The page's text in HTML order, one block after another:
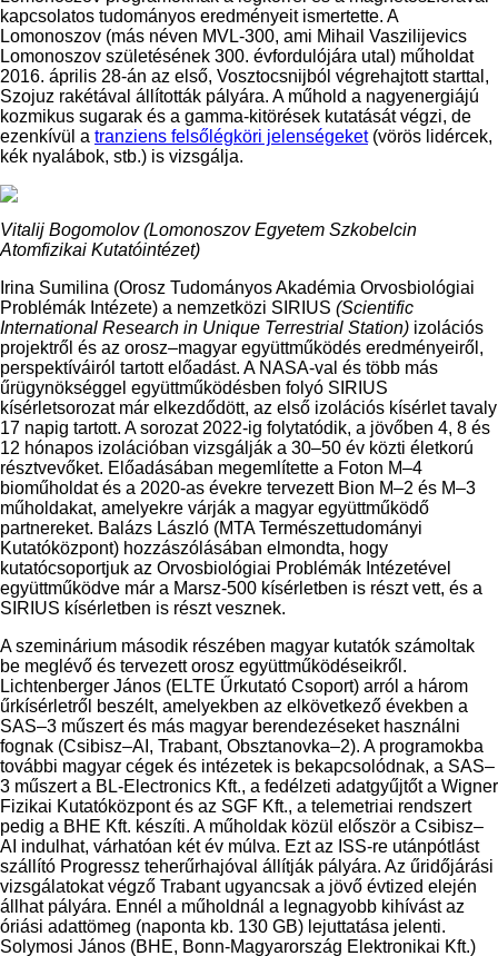
kapcsolatos tudományos eredményeit ismertette. A
Lomonoszov (más néven MVL-300, ami Mihail Vaszilijevics
Lomonoszov születésének 300. évfordulójára utal) műholdat
2016. április 28-án az első, Vosztocsnijból végrehajtott starttal,
Szojuz rakétával állították pályára. A műhold a nagyenergiájú
kozmikus sugarak és a gamma-kitörések kutatását végzi, de
ezenkívül a tranziens felsőlégköri jelenségeket(vörös lidércek,
kék nyalábok, stb.) is vizsgálja.
Vitalij Bogomolov (Lomonoszov Egyetem Szkobelcin
Atomfizikai Kutatóintézet)
Irina Sumilina (Orosz Tudományos Akadémia Orvosbiológiai
Problémák Intézete) a nemzetközi SIRIUS (Scientific
International Research in Unique Terrestrial Station) izolációs
projektről és az orosz–magyar együttműködés eredményeiről,
perspektíváiról tartott előadást. A NASA-val és több más
űrügynökséggel együttműködésben folyó SIRIUS
kísérletsorozat már elkezdődött, az első izolációs kísérlet tavaly
17 napig tartott. A sorozat 2022-ig folytatódik, a jövőben 4, 8 és
12 hónapos izolációban vizsgálják a 30–50 év közti életkorú
résztvevőket. Előadásában megemlítette a Foton M–4
bioműholdat és a 2020-as évekre tervezett Bion M–2 és M–3
műholdakat, amelyekre várják a magyar együttműködő
partnereket. Balázs László (MTA Természettudományi
Kutatóközpont) hozzászólásában elmondta, hogy
kutatócsoportjuk az Orvosbiológiai Problémák Intézetével
együttműködve már a Marsz-500 kísérletben is részt vett, és a
SIRIUS kísérletben is részt vesznek.
A szeminárium második részében magyar kutatók számoltak
be meglévő és tervezett orosz együttműködéseikről.
Lichtenberger János (ELTE Űrkutató Csoport) arról a három
űrkísérletről beszélt, amelyekben az elkövetkező években a
SAS–3 műszert és más magyar berendezéseket használni
fognak (Csibisz–AI, Trabant, Obsztanovka–2). A programokba
további magyar cégek és intézetek is bekapcsolódnak, a SAS–
3 műszert a BL-Electronics Kft., a fedélzeti adatgyűjtőt a Wigner
Fizikai Kutatóközpont és az SGF Kft., a telemetriai rendszert
pedig a BHE Kft. készíti. A műholdak közül először a Csibisz–
AI indulhat, várhatóan két év múlva. Ezt az ISS-re utánpótlást
szállító Progressz teherűrhajóval állítják pályára. Az űridőjárási
vizsgálatokat végző Trabant ugyancsak a jövő évtized elején
állhat pályára. Ennél a műholdnál a legnagyobb kihívást az
óriási adattömeg (naponta kb. 130 GB) lejuttatása jelenti.
Solymosi János (BHE, Bonn-Magyarország Elektronikai Kft.)